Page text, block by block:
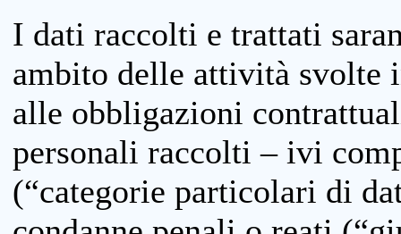
I dati raccolti e trattati
ambito delle attività svolte
alle obbligazioni
personali raccolti – ivi
(“categorie particolari di